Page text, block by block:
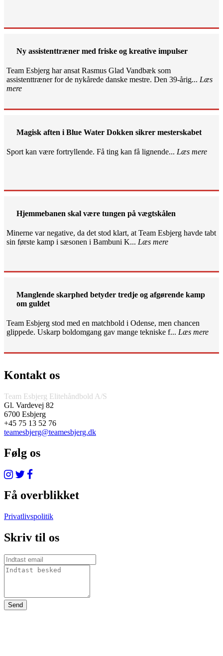
Ny assistenttræner med friske og kreative impulser
Team Esbjerg har ansat Rasmus Glad Vandbæk som
assistenttræner for de nykårede danske mestre. Den 39-årig... Læs
mere
Magisk aften i Blue Water Dokken sikrer mesterskabet
Sport kan være fortryllende. Få ting kan få lignende... Læs mere
Hjemmebanen skal være tungen på vægtskålen
Minerne var negative, da det stod klart, at Team Esbjerg havde tabt
sin første kamp i sæsonen i Bambuni K... Læs mere
Manglende skarphed betyder tredje og afgørende kamp
om guldet
Team Esbjerg stod med en matchbold i Odense, men chancen
glippede. Uskarp boldomgang gav mange tekniske f... Læs mere
Kontakt os
Team Esbjerg Elitehåndbold A/S
Gl. Vardevej 82
6700 Esbjerg
+45 75 13 52 76
teamesbjerg@teamesbjerg.dk
Følg os
Få overblikket
Privatlivspolitik
Skriv til os